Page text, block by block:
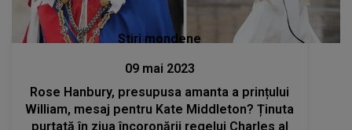
Stiri mondene
09 mai 2023
Rose Hanbury, presupusa amanta a prințului
William, mesaj pentru Kate Middleton? Ținuta
purtată în ziua încoronării regelui Charles al